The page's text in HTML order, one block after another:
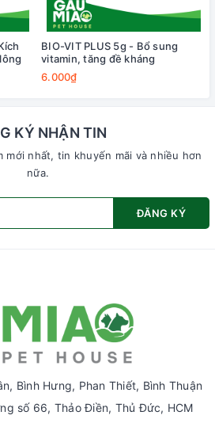
BIO-VIT PLUS 5g - Bổ sung
vitamin, tăng đề kháng
6.000₫
KÝ NHẬN TIN
mới nhất, tin khuyến mãi và nhiều hơn
nữa.
ĐĂNG KÝ
Bình Hưng, Phan Thiết, Bình Thuận
số 66, Thảo Điền, Thủ Đức, HCM